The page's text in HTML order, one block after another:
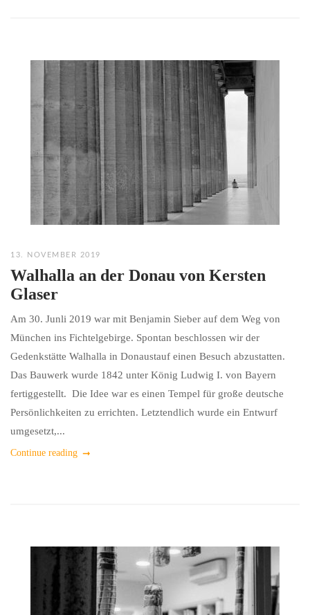
13. NOVEMBER 2019
Walhalla an der Donau von Kersten
Glaser
Am 30. Junli 2019 war mit Benjamin Sieber auf dem Weg von
München ins Fichtelgebirge. Spontan beschlossen wir der
Gedenkstätte Walhalla in Donaustauf einen Besuch abzustatten.
Das Bauwerk wurde 1842 unter König Ludwig I. von Bayern
fertiggestellt. Die Idee war es einen Tempel für große deutsche
Persönlichkeiten zu errichten. Letztendlich wurde ein Entwurf
umgesetzt,...
Continue reading